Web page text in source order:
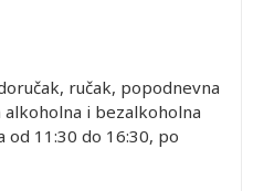
ručak, popodnevna
i bezalkoholna
od 11:30 do 16:30, po